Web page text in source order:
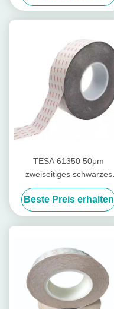
TESA 61350 50μm
zweiseitiges schwarzes
Hochleistungsband
Beste Preis erhalten